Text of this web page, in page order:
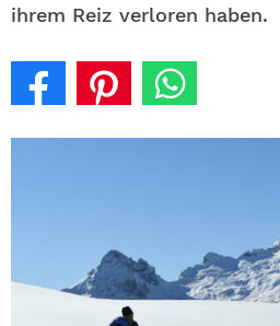
ihrem Reiz verloren haben.